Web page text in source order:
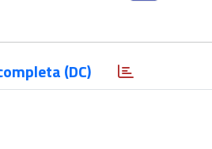
(DC)